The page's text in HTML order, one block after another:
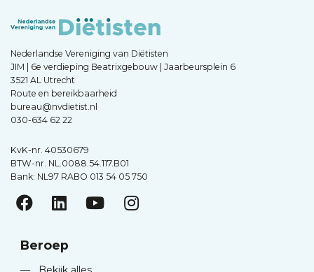
Nederlandse Vereniging van Diëtisten
JIM | 6e verdieping Beatrixgebouw | Jaarbeursplein 6
3521 AL Utrecht
Route en bereikbaarheid
bureau@nvdietist.nl
030-634 62 22
KvK-nr. 40530679
BTW-nr. NL.0088.54.117.B01
Bank: NL97 RABO 013 54 05 750
Beroep